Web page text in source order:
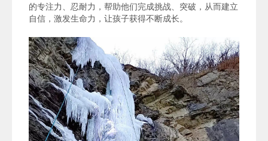
的专注力、忍耐力，帮助他们完成挑战、突破，从而建立
自信， 激发生命力， 让孩子获得不断成长 。